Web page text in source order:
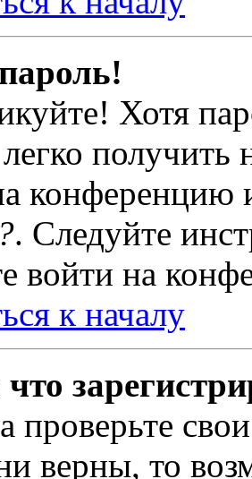
Хотя
получить
. Следуйте
войти на
к началу
проверьте
верны, то